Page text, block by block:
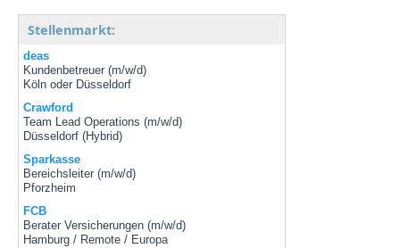
Stellenmarkt:
deas
Kundenbetreuer (m/w/d)
Köln oder Düsseldorf
Crawford
Team Lead Operations (m/w/d)
Düsseldorf (Hybrid)
Sparkasse
Bereichsleiter (m/w/d)
Pforzheim
FCB
Berater Versicherungen (m/w/d)
Hamburg / Remote / Europa